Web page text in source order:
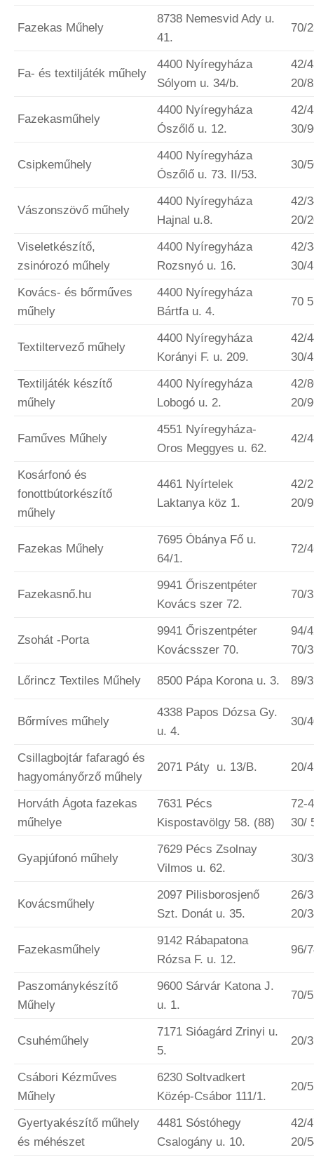
Fazekas Műhely
8738 Nemesvid Ady u.
41.
70/
Fa- és textiljáték műhely
4400 Nyíregyháza
Sólyom u. 34/b.
42/
20/
Fazekasműhely
4400 Nyíregyháza
Ószőlő u. 12.
42/
30/
Csipkeműhely
4400 Nyíregyháza
Ószőlő u. 73. II/53.
30/
Vászonszövő műhely
4400 Nyíregyháza
Hajnal u.8.
42/
20/
Viseletkészítő,
zsinórozó műhely
4400 Nyíregyháza
Rozsnyó u. 16.
42/
30/
Kovács- és bőrműves
műhely
4400 Nyíregyháza
Bártfa u. 4.
70
Textiltervező műhely
4400 Nyíregyháza
Korányi F. u. 209.
42/
30/
Textiljáték készítő
műhely
4400 Nyíregyháza
Lobogó u. 2.
42/
20/
Faműves Műhely
4551 Nyíregyháza-
Oros Meggyes u. 62.
42/
Kosárfonó és
fonottbútorkészítő
műhely
4461 Nyírtelek
Laktanya köz 1.
42/
20/
Fazekas Műhely
7695 Óbánya Fő u.
64/1.
72/
Fazekasnő.hu
9941 Őriszentpéter
Kovács szer 72.
70/
Zsohát -Porta
9941 Őriszentpéter
Kovácsszer 70.
94/
70/
Lőrincz Textiles Műhely 8500 Pápa Korona u. 3. 89/
Bőrmíves műhely
4338 Papos Dózsa Gy.
u. 4.
30/
Csillagbojtár fafaragó és
hagyományőrző műhely
2071 Páty u. 13/B. 20/
Horváth Ágota fazekas
műhelye
7631 Pécs
Kispostavölgy 58. (88)
72-
30/
Gyapjúfonó műhely
7629 Pécs Zsolnay
Vilmos u. 62.
30/
Kovácsműhely
2097 Pilisborosjenő
Szt. Donát u. 35.
26/
20/
Fazekasműhely
9142 Rábapatona
Rózsa F. u. 12.
96/
Paszománykészítő
Műhely
9600 Sárvár Katona J.
u. 1.
70/
Csuhéműhely
7171 Sióagárd Zrinyi u.
5.
20/
Csábori Kézműves
Műhely
6230 Soltvadkert
Közép-Csábor 111/1.
20/
Gyertyakészítő műhely
és méhészet
4481 Sóstóhegy
Csalogány u. 10.
42/
20/